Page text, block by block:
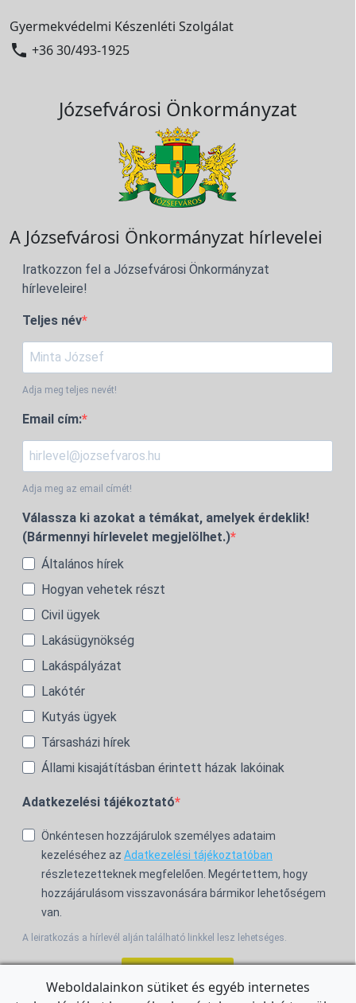
Gyermekvédelmi Készenléti Szolgálat
 +36 30/493-1925
Józsefvárosi Önkormányzat
A Józsefvárosi Önkormányzat hírlevelei
Iratkozzon fel a Józsefvárosi Önkormányzat
hírleveleire!
Teljes név
Adja meg teljes nevét!
Email cím:
Adja meg az email címét!
Válassza ki azokat a témákat, amelyek érdeklik!
(Bármennyi hírlevelet megjelölhet.)
Általános hírek
Hogyan vehetek részt
Civil ügyek
Lakásügynökség
Lakáspályázat
Lakótér
Kutyás ügyek
Társasházi hírek
Állami kisajátításban érintett házak lakóinak
Adatkezelési tájékoztató
Önkéntesen hozzájárulok személyes adataim
kezeléséhez az Adatkezelési tájékoztatóban
részletezetteknek megfelelően. Megértettem, hogy
hozzájárulásom visszavonására bármikor lehetőségem
van.
A leiratkozás a hírlevél alján található linkkel lesz lehetséges.
Weboldalainkon sütiket és egyéb internetes